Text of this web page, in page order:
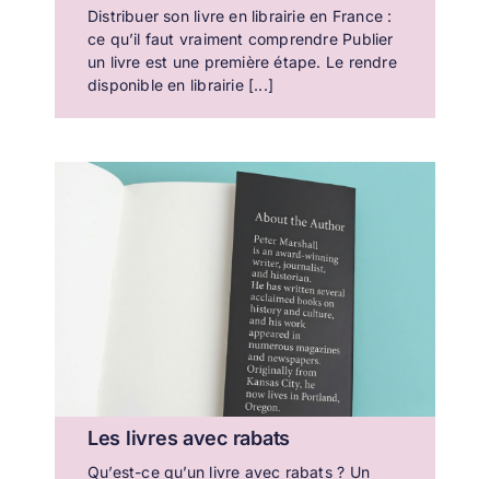
Distribuer son livre en librairie en France :
ce qu’il faut vraiment comprendre Publier
un livre est une première étape. Le rendre
disponible en librairie [...]
Les livres avec rabats
Qu’est-ce qu’un livre avec rabats ? Un